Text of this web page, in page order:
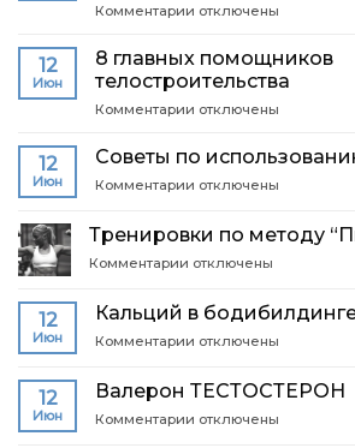
Как
позвоночник
Комментарии к
–
какой
бывает,
отличить
и
отключены
12
Июн
8 главных помощников
телостроительства
Комментарии к
главных
помощников
отключены
12
Июн
Советы по
Комментарии к
по
использованию
отключены
Тренировки по методу
Комментарии к
Тренировки
по
методу
отключены
12
Июн
Кальций в
Комментарии к
Кальций
в
бодибилдинге
отключены
12
Июн
Валерон ТЕСТОСТЕРОН
Комментарии котключены